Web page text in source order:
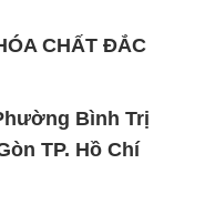
TP. Hồ Chí